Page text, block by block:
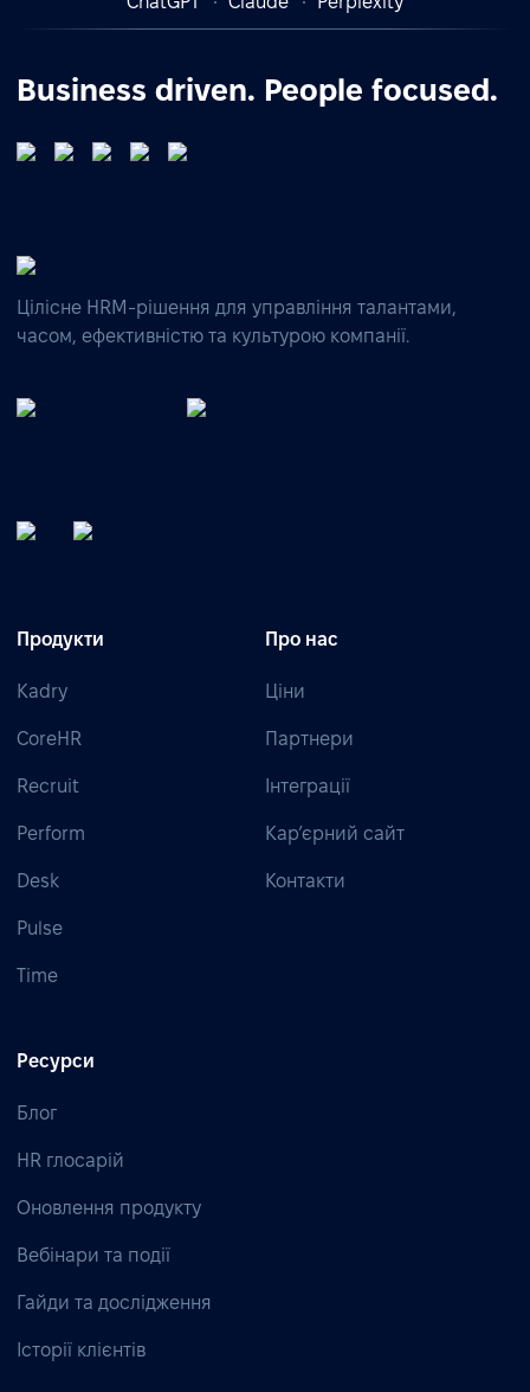
Business driven. People focused.
Цілісне HRM-рішення для управління талантами,
часом, ефективністю та культурою компанії.
Продукти
Kadry
CoreHR
Recruit
Perform
Desk
Pulse
Time
Про нас
Ціни
Партнери
Інтеграції
Кар’єрний сайт
Контакти
Ресурси
Блог
HR глосарій
Оновлення продукту
Вебінари та події
Гайди та дослідження
Історії клієнтів